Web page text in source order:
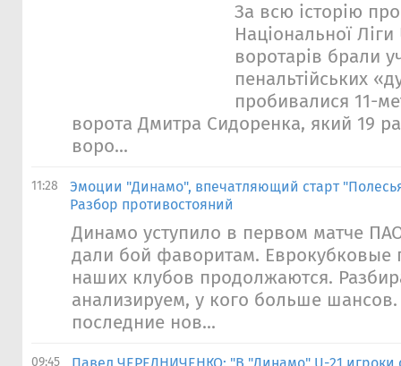
За всю історію
Національної
воротарів брали
пенальтійських
пробивалися 11-
ворота Дмитра Сидоренка, який 19
воро...
11:28
Эмоции "Динамо", впечатляющий старт
Разбор противостояний
Динамо уступило в первом матче
дали бой фаворитам. Еврокубковые
наших клубов продолжаются.
анализируем, у кого больше шансов.
последние нов...
09:45